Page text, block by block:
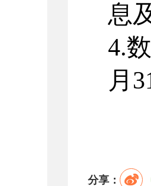
息
4.
月
分享：